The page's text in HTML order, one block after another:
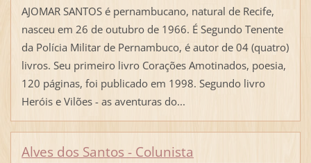
AJOMAR SANTOS é pernambucano, natural de Recife,
nasceu em 26 de outubro de 1966. É Segundo Tenente
da Polícia Militar de Pernambuco, é autor de 04 (quatro)
livros. Seu primeiro livro Corações Amotinados, poesia,
120 páginas, foi publicado em 1998. Segundo livro
Heróis e Vilões - as aventuras do...
Alves dos Santos - Colunista